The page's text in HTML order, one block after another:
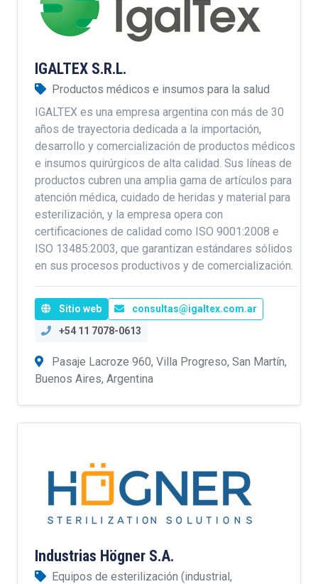
IGALTEX S.R.L.
Productos médicos e insumos para la salud
IGALTEX es una empresa argentina con más de 30
años de trayectoria dedicada a la importación,
desarrollo y comercialización de productos médicos
e insumos quirúrgicos de alta calidad. Sus líneas de
productos cubren una amplia gama de artículos para
atención médica, cuidado de heridas y material para
esterilización, y la empresa opera con
certificaciones de calidad como ISO 9001:2008 e
ISO 13485:2003, que garantizan estándares sólidos
en sus procesos productivos y de comercialización.
Sitio web
consultas@igaltex.com.ar
+54 11 7078-0613
Pasaje Lacroze 960, Villa Progreso, San Martín,
Buenos Aires, Argentina
Industrias Högner S.A.
Equipos de esterilización (industrial,